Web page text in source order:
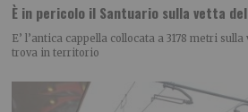
È in pericolo il Santuario sulla vetta
E’ l’antica cappella collocata a 3178 metri
trova in territorio